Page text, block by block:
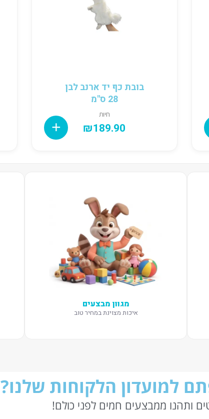
בובת כף יד ארנב לבן
28 ס"מ
חיות
₪189.90
מגוון מבצעים
איכות מצוינת במחיר טוב
למועדון הלקוחות שלנו?
ותהנו ממבצעים חמים לפני כולם!